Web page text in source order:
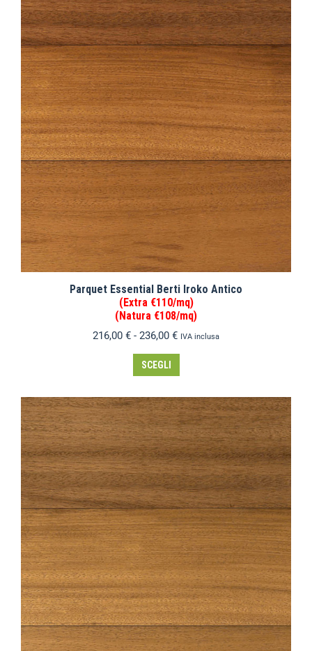
Parquet Essential Berti Iroko Antico
(Extra €110/mq)
(Natura €108/mq)
216,00 € - 236,00 € IVA inclusa
SCEGLI